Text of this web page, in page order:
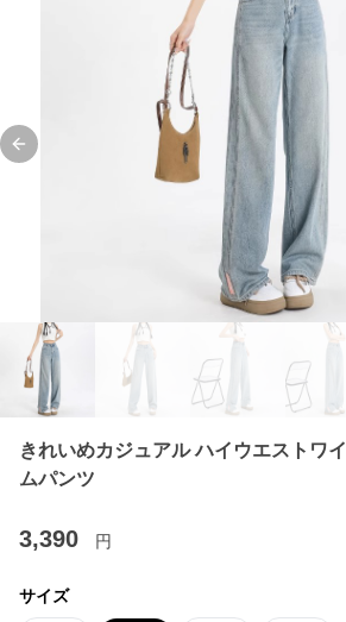
Previous slide
きれいめカジュアル ハイウエストワ
ムパンツ
3,390 円
サイズ